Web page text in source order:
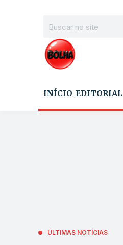
INÍCIO EDITORIAL
ÚLTIMAS NOTÍCIAS